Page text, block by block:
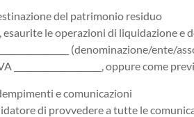
del patrimonio residuo
esaurite le operazioni di liquidazione
(denominazione/ente/
oppure come
e comunicazioni
di provvedere a tutte le